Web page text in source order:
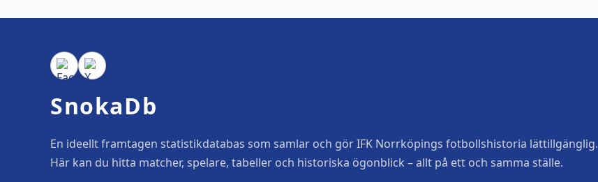
SnokaDb
En ideellt framtagen statistikdatabas som samlar och gör IFK Norrköpings fotbollshistoria lättillgänglig.
Här kan du hitta matcher, spelare, tabeller och historiska ögonblick – allt på ett och samma ställe.